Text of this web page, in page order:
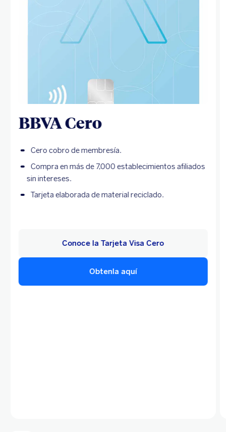
BBVA Cero
Cero cobro de membresía.
Compra en más de 7,000 establecimientos afiliados
sin intereses.
Tarjeta elaborada de material reciclado.
Obtenla aquí
Conoce la Tarjeta Visa Cero